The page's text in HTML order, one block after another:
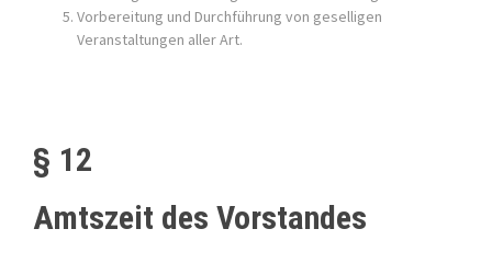
Vorbereitung und Durchführung von geselligen
Veranstaltungen aller Art.
§ 12
Amtszeit des Vorstandes